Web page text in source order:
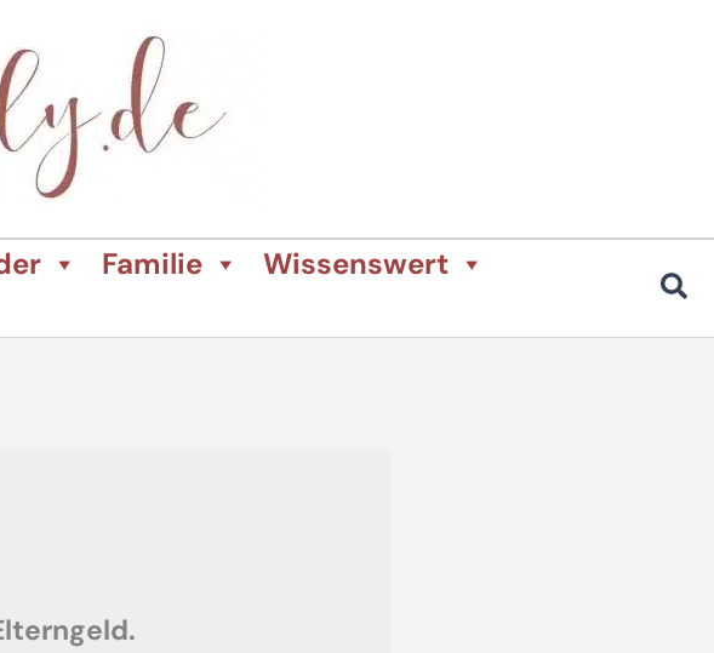
Familie
Wissenswert